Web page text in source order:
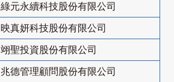
綠元永續科技股份有限公司
映真妍科技股份有限公司
翊聖投資股份有限公司
兆德管理顧問股份有限公司